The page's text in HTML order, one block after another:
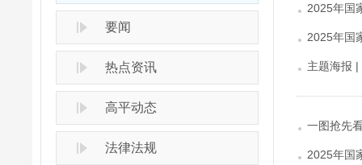
要闻
热点资讯
高平动态
法律法规
2025年国
2025年国
主题海报
一图抢先
2025年国